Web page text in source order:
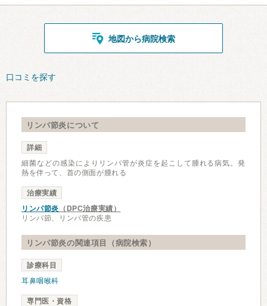
地図から病院検索
口コミを探す
リンパ節炎について
詳細
細菌などの感染によりリンパ管が炎症を起こして腫れる病気。発
熱を伴って、首の側面が腫れる
治療実績
リンパ節炎 （DPC治療実績）
リンパ節、リンパ管の疾患
リンパ節炎の関連項目（病院検索）
診療科目
耳鼻咽喉科
専門医・資格